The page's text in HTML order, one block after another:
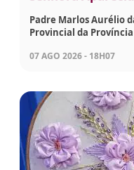
Padre Marlos Aurélio
Provincial da
07 AGO 2026 - 18H07